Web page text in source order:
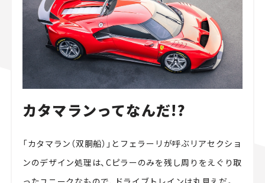
カタマランってなんだ!?
「カタマラン（双胴船）」とフェラーリが呼ぶリアセクショ
ンのデザイン処理は、Cピラーのみを残し周りをえぐり取